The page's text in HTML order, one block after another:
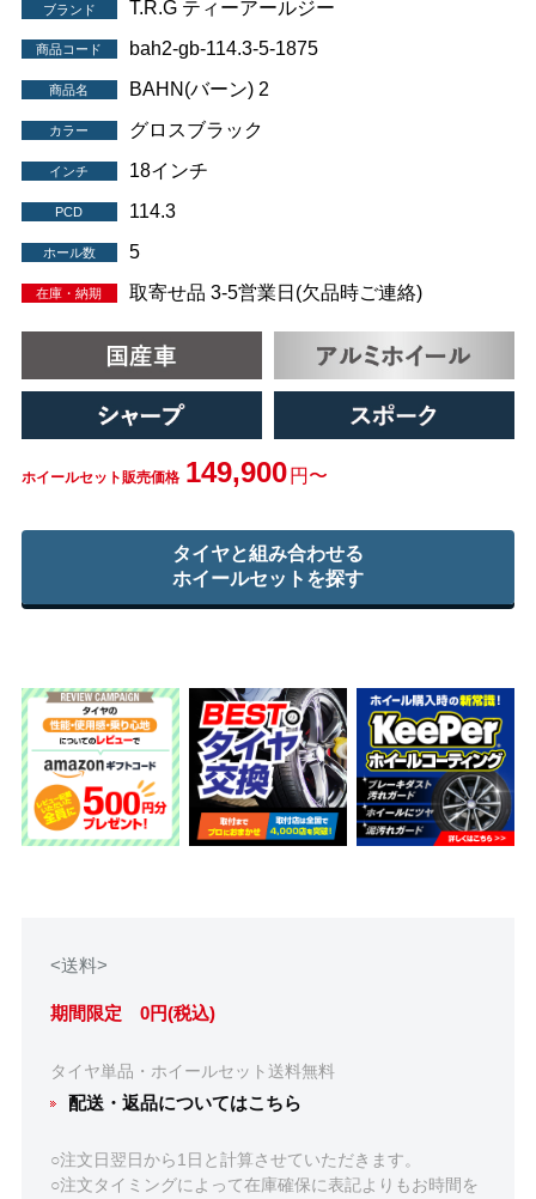
ブランド T.R.G ティーアールジー
商品コード bah2-gb-114.3-5-1875
商品名 BAHN(バーン) 2
カラー グロスブラック
インチ 18インチ
PCD 114.3
ホール数 5
在庫・納期 取寄せ品 3-5営業日(欠品時ご連絡)
ホイールセット販売価格 149,900 円〜
タイヤと組み合わせる
ホイールセットを探す
<送料>
期間限定 0円(税込)
タイヤ単品・ホイールセット送料無料
配送・返品についてはこちら
○注文日翌日から1日と計算させていただきます。
○注文タイミングによって在庫確保に表記よりもお時間を